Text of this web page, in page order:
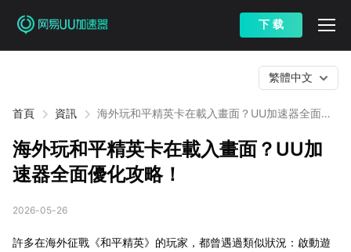
下 载
首頁 資訊
海外玩和平精英卡在載入畫面？UU加速器全面優
繁體中文
海外玩和平精英卡在載入畫面？UU加
速器全面優化攻略！
2026-05-26
許多在海外征戰《和平精英》的玩家，都曾遇過類似狀況：啟動遊